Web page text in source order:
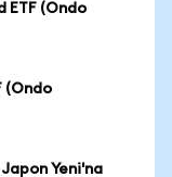
ETF (Ondo
(Ondo
Yeni'na